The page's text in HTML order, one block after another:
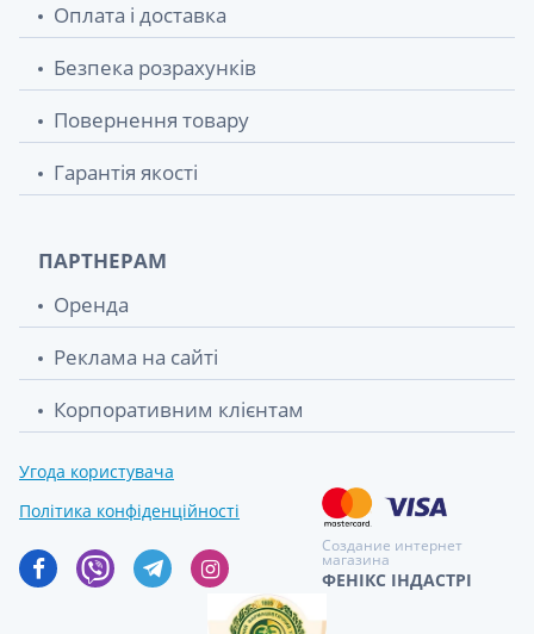
Оплата і доставка
Безпека розрахунків
Повернення товару
Гарантія якості
ПАРТНЕРАМ
Оренда
Реклама на сайті
Корпоративним клієнтам
Угода користувача
Політика конфіденційності
Создание интернет
магазина
ФЕНІКС ІНДАСТРІ